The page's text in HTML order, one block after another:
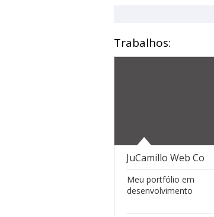
Trabalhos:
JuCamillo Web Co
Meu portfólio em
desenvolvimento